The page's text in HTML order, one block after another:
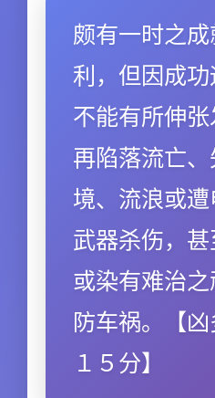
颇有一时之
利，但因成功
不能有所伸
再陷落流亡
境、流浪或遭
武器杀伤，
或染有难治
防车祸。【
１５分】